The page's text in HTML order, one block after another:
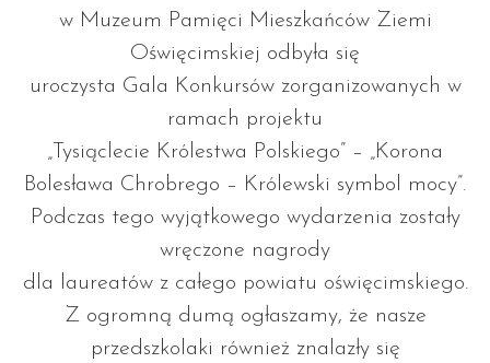
w Muzeum Pamięci Mieszkańców Ziemi
Oświęcimskiej odbyła się
uroczysta Gala Konkursów zorganizowanych w
ramach projektu
„Tysiąclecie Królestwa Polskiego” – „Korona
Bolesława Chrobrego – Królewski symbol mocy”.
Podczas tego wyjątkowego wydarzenia zostały
wręczone nagrody
dla laureatów z całego powiatu oświęcimskiego.
Z ogromną dumą ogłaszamy, że nasze
przedszkolaki również znalazły się